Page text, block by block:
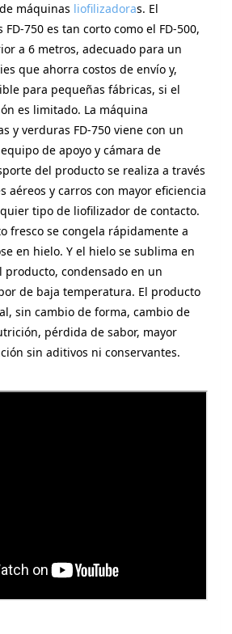
máquinas liofilizadoras. El
750 es tan corto como el FD-500,
a 6 metros, adecuado para un
que ahorra costos de envío y,
para pequeñas fábricas, si el
es limitado. La máquina
y verduras FD-750 viene con un
de apoyo y cámara de
del producto se realiza a través
aéreos y carros con mayor eficiencia
tipo de liofilizador de contacto.
fresco se congela rápidamente a
en hielo. Y el hielo se sublima en
producto, condensado en un
de baja temperatura. El producto
sin cambio de forma, cambio de
pérdida de sabor, mayor
sin aditivos ni conservantes.